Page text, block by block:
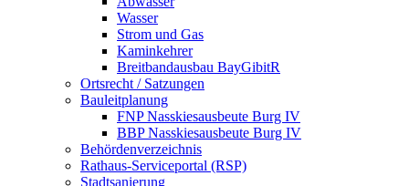
Wasser
Strom und Gas
Kaminkehrer
Breitbandausbau BayGibitR
Ortsrecht / Satzungen
Bauleitplanung
FNP Nasskiesausbeute Burg IV
BBP Nasskiesausbeute Burg IV
Behördenverzeichnis
Rathaus-Serviceportal (RSP)
Stadtsanierung